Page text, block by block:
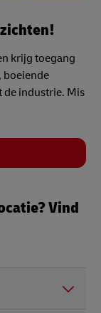
krijg toegang
boeiende
de industrie. Mis
Vind